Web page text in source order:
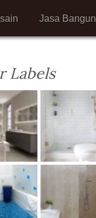
Jasa Bangun
Labels